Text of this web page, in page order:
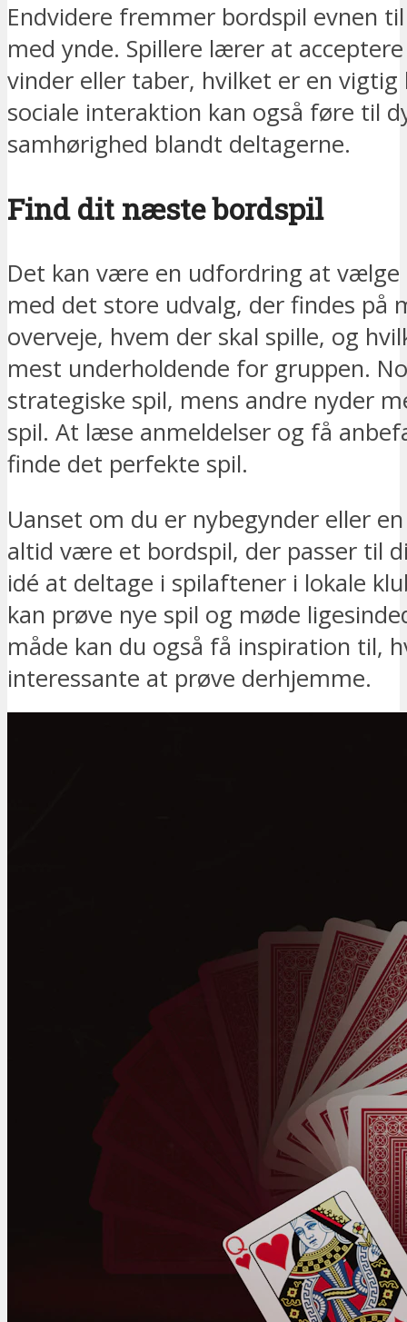
Endvidere fremmer bordspil evnen
med ynde. Spillere lærer at
vinder eller taber, hvilket er en
sociale interaktion kan også føre til
samhørighed blandt deltagerne.
Find dit næste bordspil
Det kan være en udfordring at
med det store udvalg, der findes på
overveje, hvem der skal spille, og
mest underholdende for gruppen.
strategiske spil, mens andre nyder
spil. At læse anmeldelser og få
finde det perfekte spil.
Uanset om du er nybegynder eller
altid være et bordspil, der passer til
idé at deltage i spilaftener i lokale
kan prøve nye spil og møde
måde kan du også få inspiration til,
interessante at prøve derhjemme.